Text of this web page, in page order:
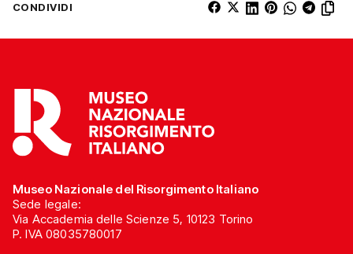
CONDIVIDI
Museo Nazionale del Risorgimento Italiano
Sede legale:
Via Accademia delle Scienze 5, 10123 Torino
P. IVA 08035780017